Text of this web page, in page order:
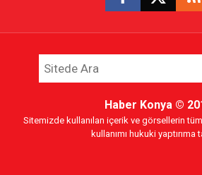
Haber Konya©
Sitemizde kullanılan içerik ve görsellerin tüm
kullanımı hukuki yaptırıma